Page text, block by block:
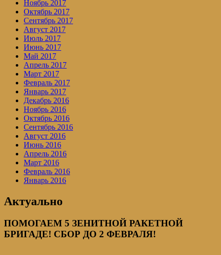
Ноябрь 2017
Октябрь 2017
Сентябрь 2017
Август 2017
Июль 2017
Июнь 2017
Май 2017
Апрель 2017
Март 2017
Февраль 2017
Январь 2017
Декабрь 2016
Ноябрь 2016
Октябрь 2016
Сентябрь 2016
Август 2016
Июнь 2016
Апрель 2016
Март 2016
Февраль 2016
Январь 2016
Актуально
ПОМОГАЕМ 5 ЗЕНИТНОЙ РАКЕТНОЙ
БРИГАДЕ! СБОР ДО 2 ФЕВРАЛЯ!